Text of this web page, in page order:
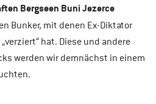
Bergseen Buni Jezerce
Bunker, mit denen Ex-Diktator
hat. Diese und andere
werden wir demnächst in einem